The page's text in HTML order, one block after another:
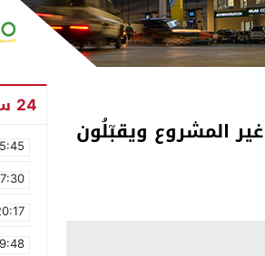
غير المشروع ويقبٓلُون
24 ساعة